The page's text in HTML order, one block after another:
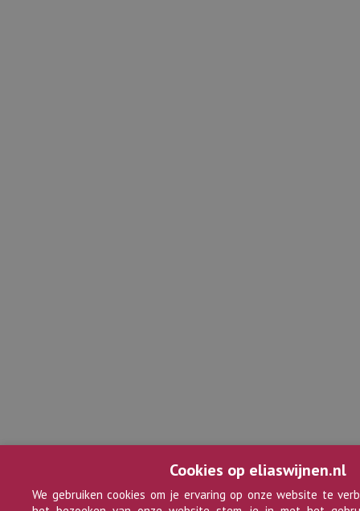
Cookies op eliaswijnen.nl
We gebruiken cookies om je ervaring op onze website te